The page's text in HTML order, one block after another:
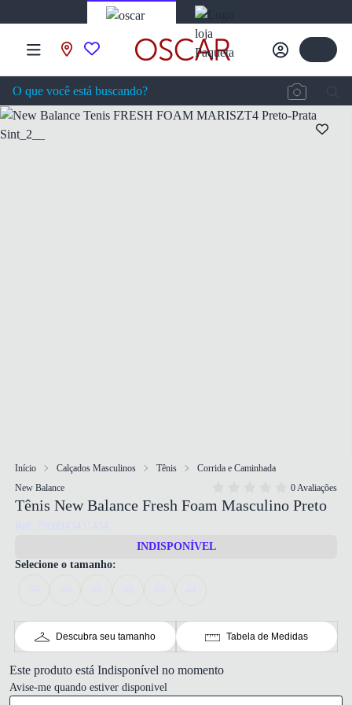
Início Calçados Masculinos Tênis
Corrida e Caminhada
New Balance
0 Avaliações
Tênis New Balance Fresh Foam Masculino Preto
Ref: 7909943431434
INDISPONÍVEL
Selecione o tamanho:
Descubra seu tamanho Tabela de Medidas
Este produto está Indisponível no momento
Avise-me quando estiver disponivel